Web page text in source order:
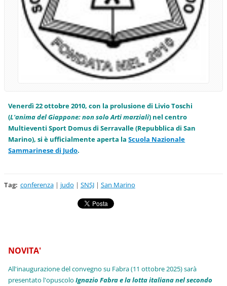
Venerdì 22 ottobre 2010, con la prolusione di Livio Toschi
(L'anima del Giappone: non solo Arti marziali) nel centro
Multieventi Sport Domus di Serravalle (Repubblica di San
Marino), si è ufficialmente aperta laScuola Nazionale
Sammarinese di Judo.
Tag: conferenza | judo | SNSJ | San Marino
NOVITA'
All'inaugurazione del convegno su Fabra (11 ottobre 2025) sarà
presentato l'opuscoloIgnazio Fabra e la lotta italiana nel secondo